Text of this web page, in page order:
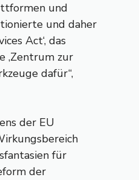
und
und daher
Act‘, das
‚Zentrum zur
dafür“,
der EU
für
der